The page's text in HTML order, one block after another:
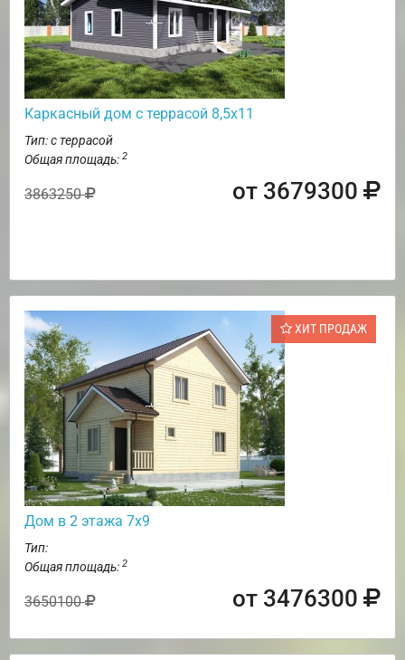
Каркасный дом с террасой 8,5х11
Тип: с террасой
Общая площадь: 2
3863250 от 3679300
ХИТ ПРОДАЖ
Дом в 2 этажа 7х9
Тип:
Общая площадь: 2
3650100 от 3476300